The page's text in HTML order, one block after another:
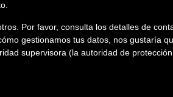
Por favor, consulta los detalles de
gestionamos tus datos, nos gustaría
supervisora (la autoridad de